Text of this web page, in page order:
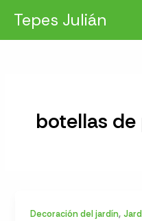
contenido
Tepes Julián
botellas
Decoración del jardín,